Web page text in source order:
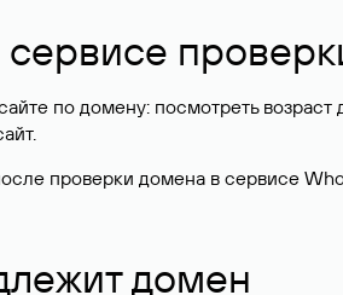
по домену: посмотреть
проверки домена в сервисе
домен